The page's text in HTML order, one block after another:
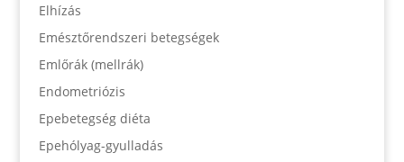
Elhízás
Emésztőrendszeri betegségek
Emlőrák (mellrák)
Endometriózis
Epebetegség diéta
Epehólyag-gyulladás